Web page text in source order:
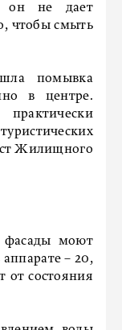
он не дает
чтобы смыть
помывка
в центре.
Жилищного
фасады моют
– 20,
от состояния